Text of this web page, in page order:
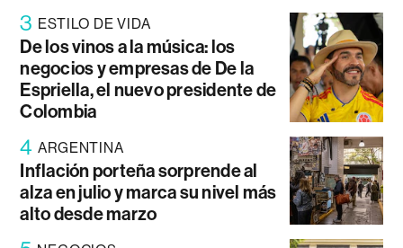
3 ESTILO DE VIDA
De los vinos a la música: los
negocios y empresas de De la
Espriella, el nuevo presidente de
Colombia
4 ARGENTINA
Inflación porteña sorprende al
alza en julio y marca su nivel más
alto desde marzo